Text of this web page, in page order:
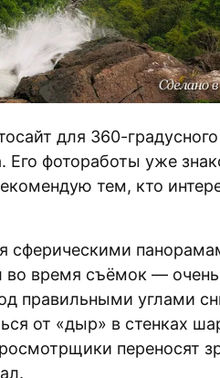
для 360-градусного
Его фотоработы уже
тем, кто
сферическими
во время съёмок —
правильными углами
от «дыр» в стенках
переносят